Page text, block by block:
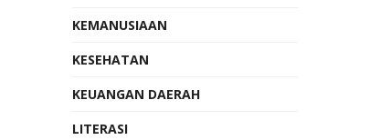
KEMANUSIAAN
KESEHATAN
KEUANGAN DAERAH
LITERASI